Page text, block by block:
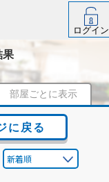
ログイン
果
部屋ごとに表示
に戻る